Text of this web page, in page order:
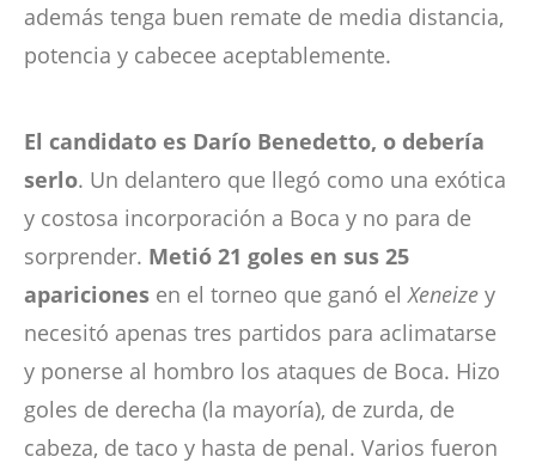
además tenga buen remate de media distancia,
potencia y cabecee aceptablemente.
El candidato es Darío Benedetto, o debería
serlo. Un delantero que llegó como una exótica
y costosa incorporación a Boca y no para de
sorprender. Metió 21 goles en sus 25
apariciones en el torneo que ganó elXeneize y
necesitó apenas tres partidos para aclimatarse
y ponerse al hombro los ataques de Boca. Hizo
goles de derecha (la mayoría), de zurda, de
cabeza, de taco y hasta de penal. Varios fueron